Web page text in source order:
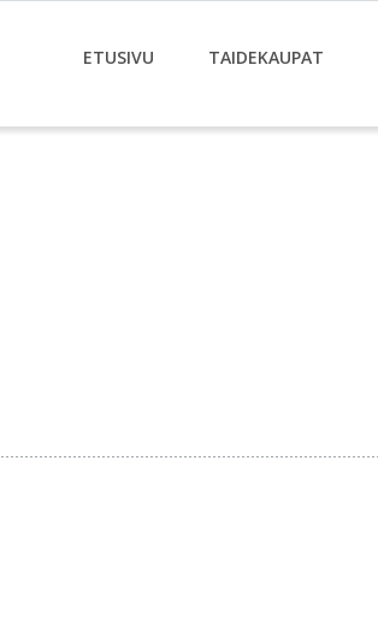
ETUSIVU TAIDEKAUPAT